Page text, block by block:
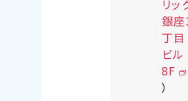
リッ
銀座
丁目
ビル
8F
）